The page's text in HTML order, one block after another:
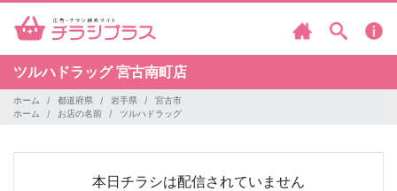
ツルハドラッグ宮古南町店
ホーム 都道府県 岩手県
宮古市
ホーム
お店の名前 ツルハドラッグ
本日チラシは配信されていません